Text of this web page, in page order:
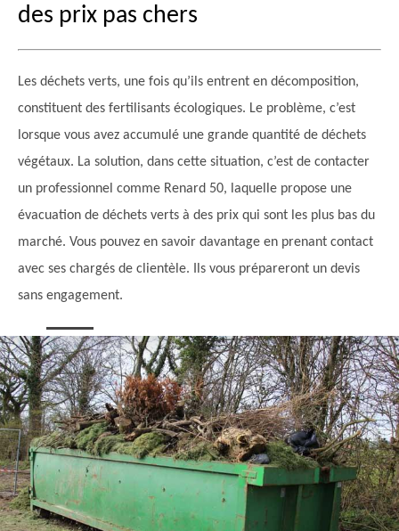
des prix pas chers
Les déchets verts, une fois qu’ils entrent en décomposition,
constituent des fertilisants écologiques. Le problème, c’est
lorsque vous avez accumulé une grande quantité de déchets
végétaux. La solution, dans cette situation, c’est de contacter
un professionnel comme Renard 50, laquelle propose une
évacuation de déchets verts à des prix qui sont les plus bas du
marché. Vous pouvez en savoir davantage en prenant contact
avec ses chargés de clientèle. Ils vous prépareront un devis
sans engagement.